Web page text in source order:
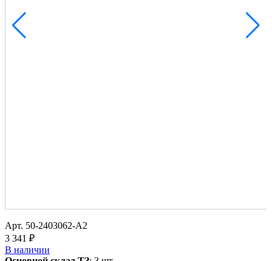
Арт. 50-2403062-А2
3 341 ₽
В наличии